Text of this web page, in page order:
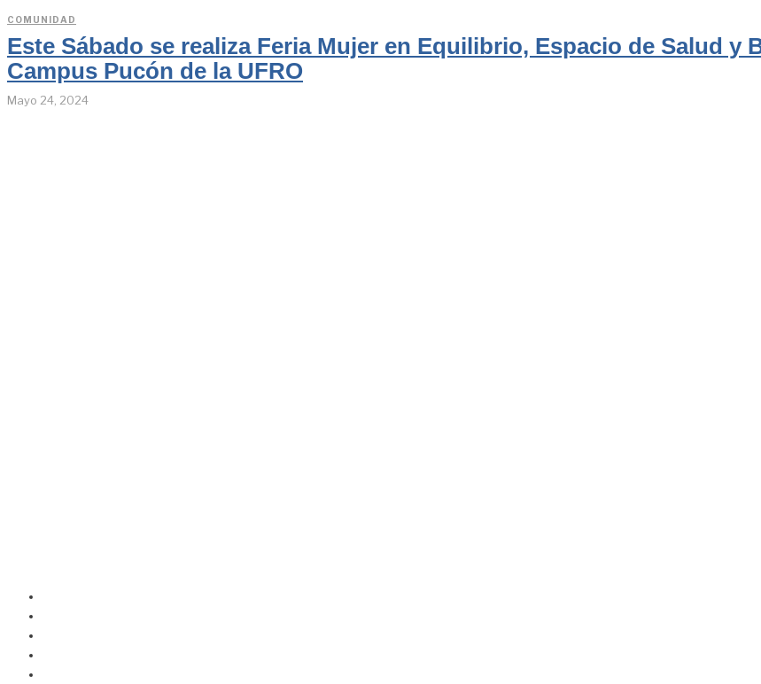
COMUNIDAD
Este Sábado se realiza Feria Mujer en Equilibrio, Espacio de Salud y
Campus Pucón de la UFRO
Mayo 24, 2024